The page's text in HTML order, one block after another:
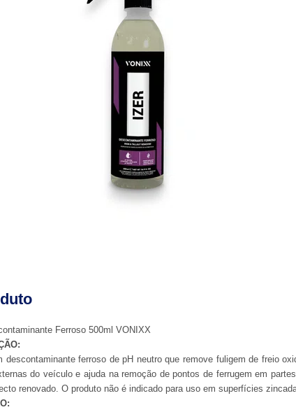
Ferroso 500ml VONIXX
descontaminante ferroso de pH neutro que remove fuligem de freio
do veículo e ajuda na remoção de pontos de ferrugem em
renovado. O produto não é indicado para uso em superfícies